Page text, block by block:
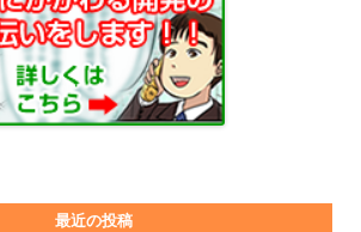
最近の投稿